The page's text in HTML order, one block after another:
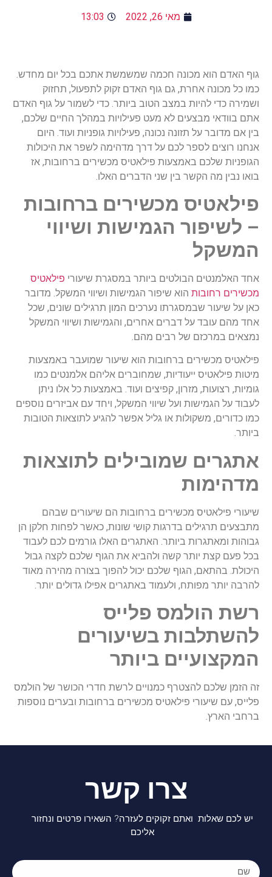
מאי 26, 2022 13:03
גוף האדם הוא מכונה חכמה שמשמשת אתכם בכל יום מחדש.
כמו כל מכונה אחרת, גם גוף האדם זקוק לתפעול, תחזוק
ושמירה כדי להיות במצב הטוב ביותר. כדי לשמור על גוף האדם
אתם בוודאי מבצעים לא מעט פעילויות במהלך החיים שלכם,
בין אם מדובר על תזונה נכונה, פעילויות גופניות ועוד. היום
אנחנו רוצים לספר לכם על דרך מדהימה לשפר את היכולות
הגופניות שלכם באמצעות פילאטיס מכשירים ברחובות, אז
בואו נבין מה הקשר בין שני הדברים האלו.
פילאטיס מכשירים ברחובות
– לשיפור הגמישות ושיווי
המשקל
אחד האלמנטים הבולטים ביותר במסגרת שיעורי פילאטיס
מכשירים רחובות הוא שיפור הגמישות ושיווי המשקל. מדובר
כאן על שיעור שבמסגרתו נערכים המון תרגילים שונים, שכל
אחד מהם עובד על דברים אחרים, והגמישות ושיווי המשקל
נמצאים במרכזם של רבים מהם.
פילאטיס מכשירים ברחובות הוא שיעור שמועבר באמצעות
מיטות פילאטיס ייעודיות, שמחוברים אליהם אלמנטים כמו
גומיות, רצועות, מזרון, קפיצים ועוד. באמצעות כל אלו ניתן
לעבוד על הגמישות ועל שיווי המשקל, ויחד עם אביזרים נוספים
כמו כדורים, משקולות או גליל אפשר להגיע לתוצאות הטובות
ביותר.
אתגרים שמובילים לתוצאות
מדהימות
שיעורי פילאטיס מכשירים ברחובות הם שיעורים שבהם
מתבצעים תרגילים בדרגות קושי שונות, כאשר לפחות חלקן הן
גבוהות ומאתגרות ביותר. האתגרים האלו גורמים לכם לעבוד
בכל פעם קצת יותר קשה ולהביא את הגוף שלכם לקצה גבול
היכולת. בהתאם, הגוף שלכם יכול להפוך בצורה מהירה מאוד
להרבה יותר מפותח, ולעמוד באתגרים אפילו גדולים יותר.
רשת הולמס פלייס
להשתלבות בשיעורים
המקצועיים ביותר
זה הזמן שלכם להצטרף כמנויים לרשת חדרי הכושר של הולמס
פלייס, עם שיעורי פילאטיס מכשירים ברחובות ובערים נוספות
ברחבי הארץ.
צרו קשר
יש לכם שאלות ואתם זקוקים לעזרה? השאירו פרטים ונחזור
אליכם